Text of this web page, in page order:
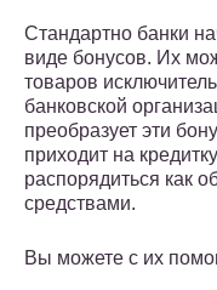
Стандартно банки
виде бонусов. Их
товаров
банковской
преобразует эти
приходит на
распорядиться как
средствами.
Вы можете с их